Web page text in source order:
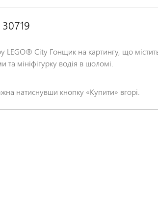
LEGO® City Гонщик на картингу, що
мініфігурку водія в шоломі.
натиснувши кнопку «Купити» вгорі.